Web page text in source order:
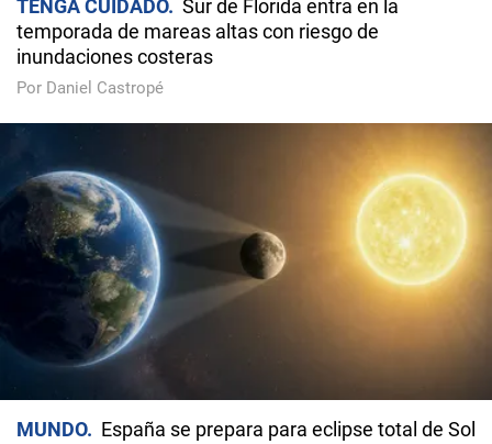
TENGA CUIDADO
Sur de Florida entra en la
temporada de mareas altas con riesgo de
inundaciones costeras
Por Daniel Castropé
MUNDO España se prepara para eclipse total de Sol